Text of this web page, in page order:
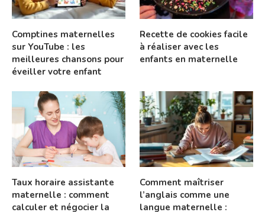
Comptines maternelles
sur YouTube : les
meilleures chansons pour
éveiller votre enfant
Recette de cookies facile
à réaliser avec les
enfants en maternelle
Taux horaire assistante
maternelle : comment
calculer et négocier la
Comment maîtriser
l’anglais comme une
langue maternelle :